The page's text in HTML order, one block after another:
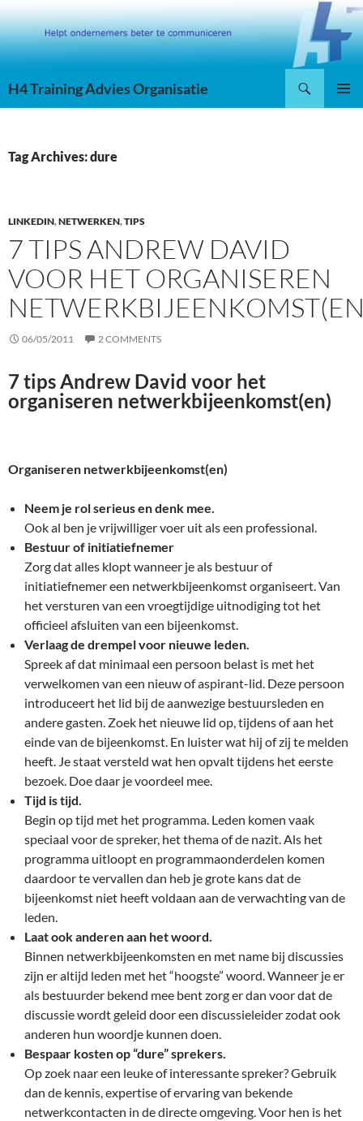
Skip
to
content
H4 Training Advies Organisatie
Tag Archives: dure
LINKEDIN,NETWERKEN,TIPS
7 TIPS ANDREW DAVID
VOOR HET ORGANISEREN
06/05/2011 2 COMMENTS
7 tips Andrew David voor het
organiseren netwerkbijeenkomst(en)
Organiseren netwerkbijeenkomst(en)
Neem je rol serieus en denk mee.
Ook al ben je vrijwilliger voer uit als een professional.
Bestuur of initiatiefnemer
Zorg dat alles klopt wanneer je als bestuur of
initiatiefnemer een netwerkbijeenkomst organiseert. Van
het versturen van een vroegtijdige uitnodiging tot het
officieel afsluiten van een bijeenkomst.
Verlaag de drempel voor nieuwe leden.
Spreek af dat minimaal een persoon belast is met het
verwelkomen van een nieuw of aspirant-lid. Deze persoon
introduceert het lid bij de aanwezige bestuursleden en
andere gasten. Zoek het nieuwe lid op, tijdens of aan het
einde van de bijeenkomst. En luister wat hij of zij te melden
heeft. Je staat versteld wat hen opvalt tijdens het eerste
bezoek. Doe daar je voordeel mee.
Tijd is tijd.
Begin op tijd met het programma. Leden komen vaak
speciaal voor de spreker, het thema of de nazit. Als het
programma uitloopt en programmaonderdelen komen
daardoor te vervallen dan heb je grote kans dat de
bijeenkomst niet heeft voldaan aan de verwachting van de
leden.
Laat ook anderen aan het woord.
Binnen netwerkbijeenkomsten en met name bij discussies
zijn er altijd leden met het “hoogste” woord. Wanneer je er
als bestuurder bekend mee bent zorg er dan voor dat de
discussie wordt geleid door een discussieleider zodat ook
anderen hun woordje kunnen doen.
Bespaar kosten op “dure” sprekers.
Op zoek naar een leuke of interessante spreker? Gebruik
dan de kennis, expertise of ervaring van bekende
netwerkcontacten in de directe omgeving. Voor hen is het